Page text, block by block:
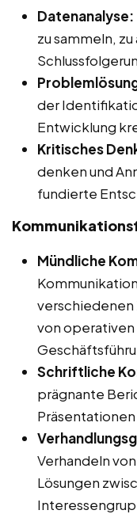
Datenanalyse:
zu sammeln,
der
Entwicklung
Kritisches
denken und
fundierte
Mündliche
verschiedenen
von operativen
Schriftliche
prägnante
Verhandeln
Lösungen